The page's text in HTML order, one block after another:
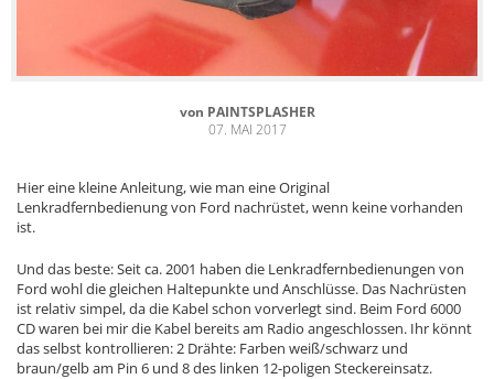
von PAINTSPLASHER
07. MAI 2017
Hier eine kleine Anleitung, wie man eine Original
Lenkradfernbedienung von Ford nachrüstet, wenn keine vorhanden
ist.
Und das beste: Seit ca. 2001 haben die Lenkradfernbedienungen von
Ford wohl die gleichen Haltepunkte und Anschlüsse. Das Nachrüsten
ist relativ simpel, da die Kabel schon vorverlegt sind. Beim Ford 6000
CD waren bei mir die Kabel bereits am Radio angeschlossen. Ihr könnt
das selbst kontrollieren: 2 Drähte: Farben weiß/schwarz und
braun/gelb am Pin 6 und 8 des linken 12-poligen Steckereinsatz.